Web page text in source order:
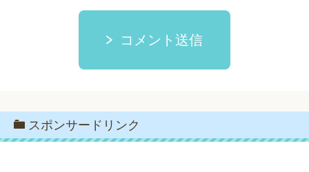
コメント送信
スポンサードリンク